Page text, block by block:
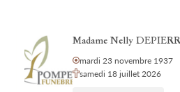
Madame Nelly
mardi 23 novembre 1937
samedi 18 juillet 2026